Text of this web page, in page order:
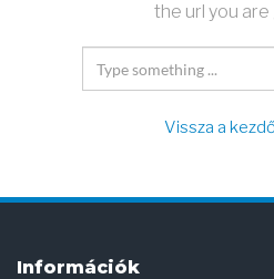
the url you are
Vissza a
Információk